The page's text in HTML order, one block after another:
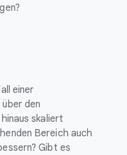
einer
den
skaliert
Bereich auch
Gibt es